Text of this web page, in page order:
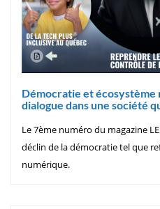
Démocratie et
dialogue dans une société
Le 7ème numéro du magazine
déclin de la démocratie tel que
numérique.